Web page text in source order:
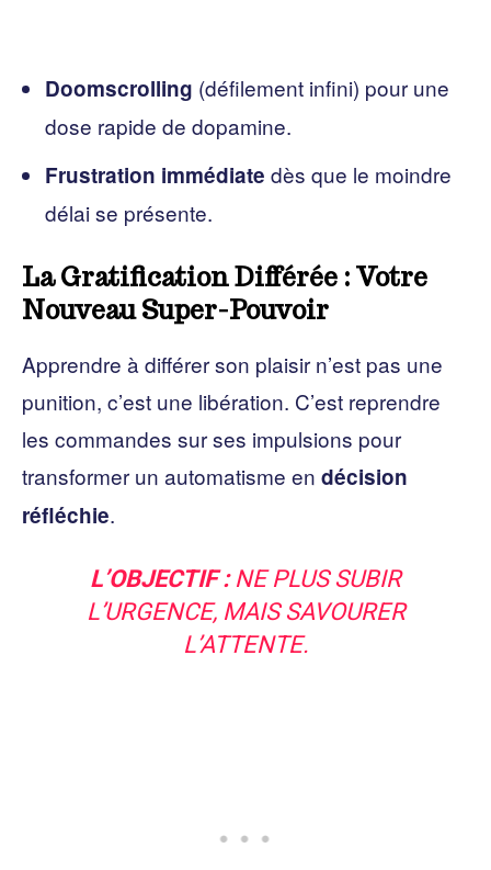
Doomscrolling (défilement infini) pour une
dose rapide de dopamine.
Frustration immédiate dès que le moindre
délai se présente.
La Gratification Différée : Votre
Nouveau Super-Pouvoir
Apprendre à différer son plaisir n’est pas une
punition, c’est une libération. C’est reprendre
les commandes sur ses impulsions pour
transformer un automatisme en décision
réfléchie.
L’OBJECTIF :NE PLUS SUBIR
L’URGENCE, MAIS SAVOURER
L’ATTENTE.